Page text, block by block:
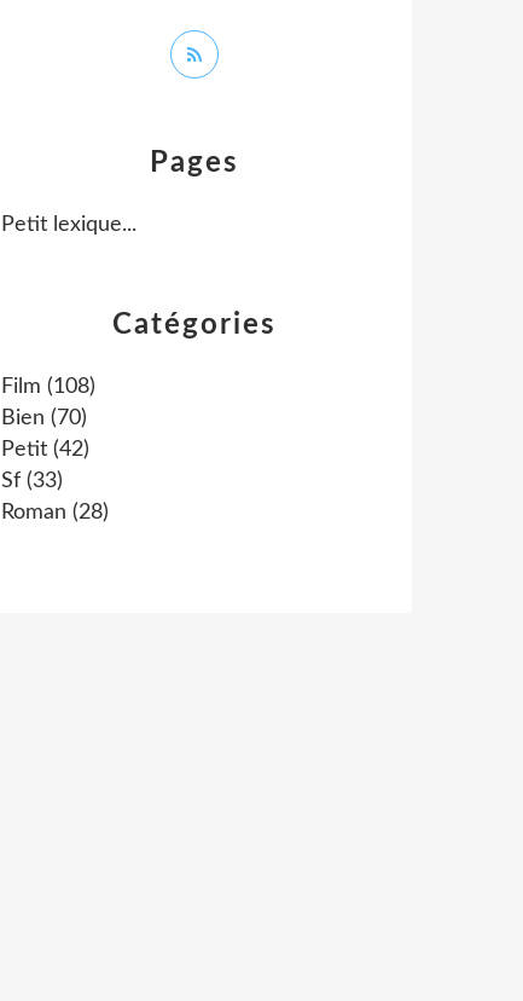
Catégories
Film (108)
Bien (70)
Petit (42)
Sf (33)
Roman (28)
Pages
Petit lexique...